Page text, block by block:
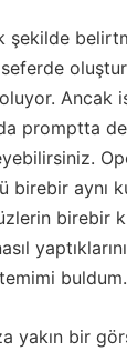
şekilde
Ancak
promptta
birebir aynı
birebir
buldum.
yakın bir